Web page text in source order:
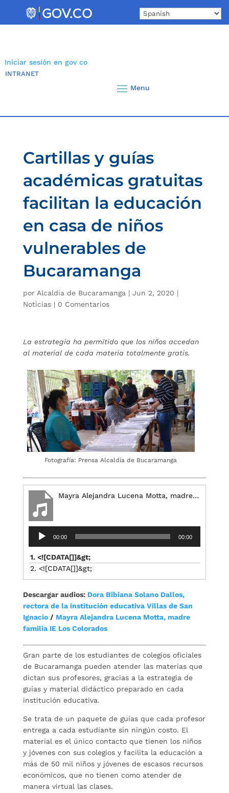
Iniciar sesión en gov co
INTRANET
Cartillas y guías
académicas gratuitas
facilitan la educación
en casa de niños
vulnerables de
Bucaramanga
por Alcaldía de Bucaramanga | Jun 2, 2020 |
Noticias| 0 Comentarios
La estrategia ha permitido que los niños accedan
al material de cada materia totalmente gratis.
Fotografía: Prensa Alcaldía de Bucaramanga
Mayra Alejandra Lucena Motta, madre familia IE Los Colorados
Reproductor
audio
00:00 00:00
1. <![CDATA[]]&gt;
2. <![CDATA[]]&gt;
Descargar audios: Dora Bibiana Solano Dallos,
rectora de la institución educativa Villas de San
Ignacio/Mayra Alejandra Lucena Motta, madre
familia IE Los Colorados
Gran parte de los estudiantes de colegios oficiales
de Bucaramanga pueden atender las materias que
dictan sus profesores, gracias a la estrategia de
guías y material didáctico preparado en cada
institución educativa.
Se trata de un paquete de guías que cada profesor
entrega a cada estudiante sin ningún costo. El
material es el único contacto que tienen los niños
y jóvenes con sus colegios y facilita la educación a
más de 50 mil niños y jóvenes de escasos recursos
económicos, que no tienen como atender de
manera virtual las clases.